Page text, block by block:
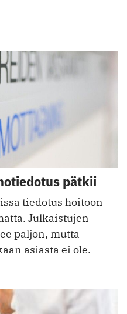
pätkii
tiedotus hoitoon
Julkaistujen
paljon, mutta
asiasta ei ole.